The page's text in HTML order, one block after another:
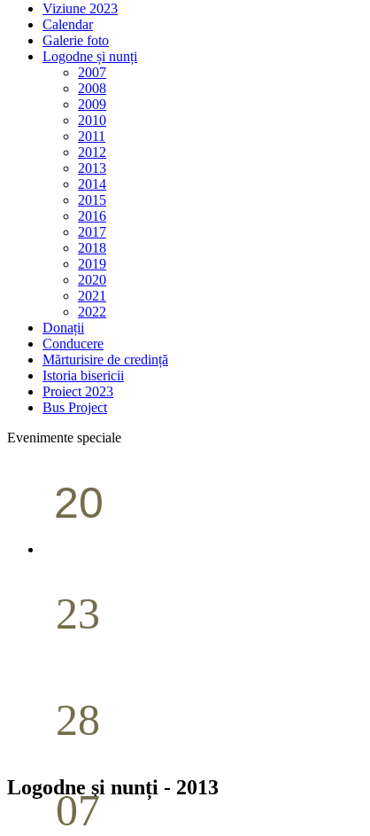
Viziune 2023
Calendar
Galerie foto
Logodne și nunți
2007
2008
2009
2010
2011
2012
2013
2014
2015
2016
2017
2018
2019
2020
2021
2022
Donații
Conducere
Mărturisire de credință
Istoria bisericii
Proiect 2023
Bus Project
Evenimente speciale
20
23
28
07
Logodne şi nunți - 2013